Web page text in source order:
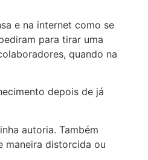
e na internet como se
para tirar uma
quando na
depois de já
autoria. Também
maneira distorcida ou